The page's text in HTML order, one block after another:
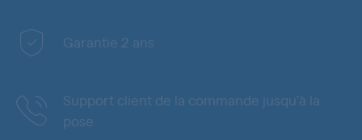
Garantie 2 ans
Support client de la commande jusqu'à la
pose